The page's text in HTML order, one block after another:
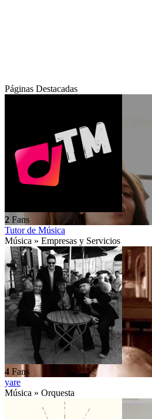
Páginas Destacadas
2 Fans
Tutor de Música
Música » Empresas y Servicios
4 Fans
yare
Música » Orquesta